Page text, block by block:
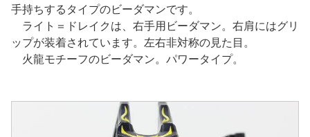
手持ちするタイプのビーダマンです。
ライト＝ドレイクは、右手用ビーダマン。右肩にはグリ
ップが装着されています。左右非対称の見た目。
火龍モチーフのビーダマン。パワータイプ。